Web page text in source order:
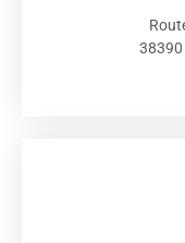
38390